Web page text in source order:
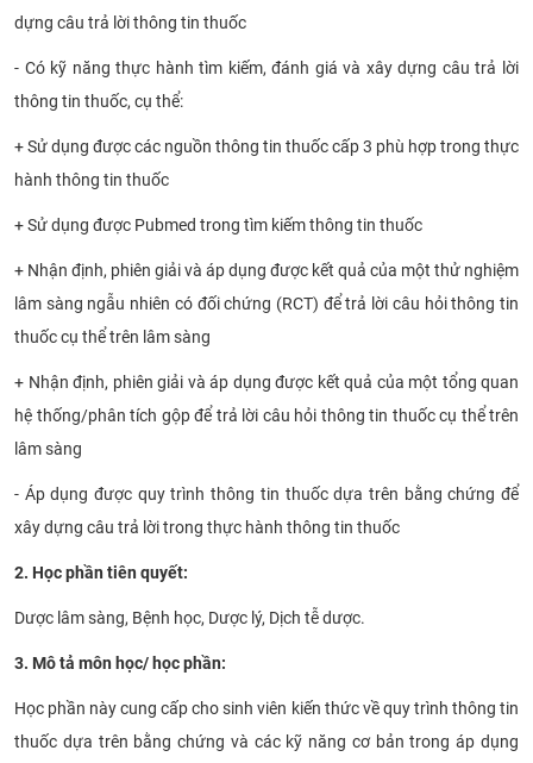
dựng câu trả lời thông tin thuốc
- Có kỹ năng thực hành tìm kiếm, đánh giá và xây dựng câu trả lời
thông tin thuốc, cụ thể:
+ Sử dụng được các nguồn thông tin thuốc cấp 3 phù hợp trong thực
hành thông tin thuốc
+ Sử dụng được Pubmed trong tìm kiếm thông tin thuốc
+ Nhận định, phiên giải và áp dụng được kết quả của một thử nghiệm
lâm sàng ngẫu nhiên có đối chứng (RCT) để trả lời câu hỏi thông tin
thuốc cụ thể trên lâm sàng
+ Nhận định, phiên giải và áp dụng được kết quả của một tổng quan
hệ thống/phân tích gộp để trả lời câu hỏi thông tin thuốc cụ thể trên
lâm sàng
- Áp dụng được quy trình thông tin thuốc dựa trên bằng chứng để
xây dựng câu trả lời trong thực hành thông tin thuốc
2. Học phần tiên quyết:
Dược lâm sàng, Bệnh học, Dược lý, Dịch tễ dược.
3. Mô tả môn học/ học phần:
Học phần này cung cấp cho sinh viên kiến thức về quy trình thông tin
thuốc dựa trên bằng chứng và các kỹ năng cơ bản trong áp dụng